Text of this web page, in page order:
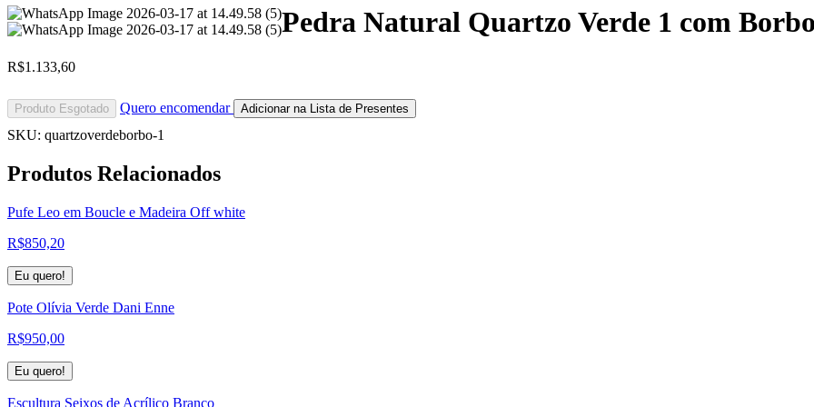
Pedra Natural Quartzo Verde 1 com
R$1.133,60
Produto Esgotado Quero encomendar Adicionar na Lista de Presentes
SKU: quartzoverdeborbo-1
Produtos Relacionados
Pufe Leo em Boucle e Madeira Off white
R$850,20
Eu quero!
Pote Olívia Verde Dani Enne
R$950,00
Eu quero!
Escultura Seixos de Acrílico Branco